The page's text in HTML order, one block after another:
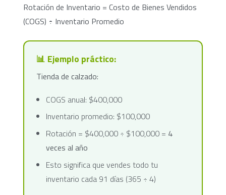
Rotación de Inventario = Costo de Bienes Vendidos
(COGS) ÷ Inventario Promedio
📊 Ejemplo práctico:
Tienda de calzado:
COGS anual: $400,000
Inventario promedio: $100,000
Rotación = $400,000 ÷ $100,000 = 4
veces al año
Esto significa que vendes todo tu
inventario cada 91 días (365 ÷ 4)